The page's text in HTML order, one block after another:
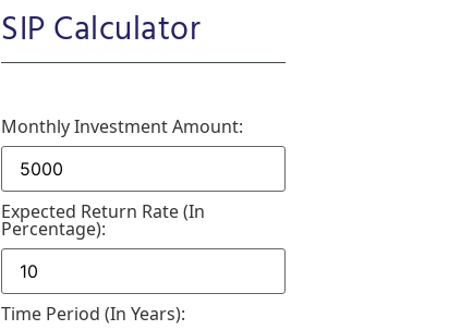
SIP Calculator
Monthly Investment Amount:
Expected Return Rate (in
Percentage):
Time Period (in Years):